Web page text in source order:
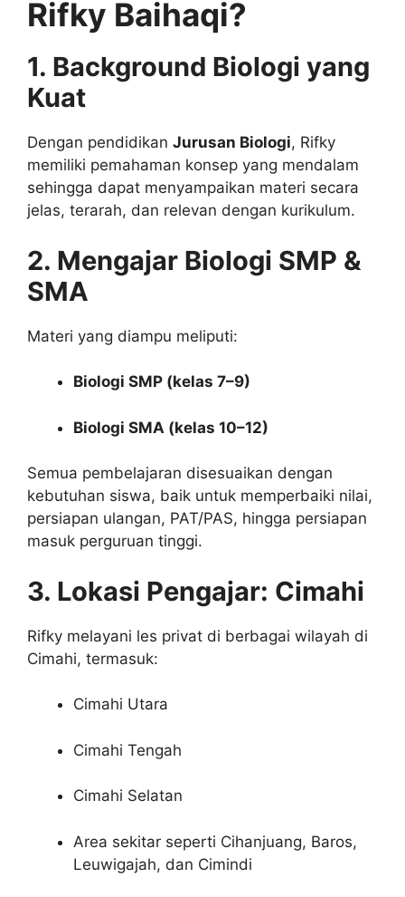
Rifky Baihaqi?
1. Background Biologi yang
Kuat
Dengan pendidikan Jurusan Biologi, Rifky
memiliki pemahaman konsep yang mendalam
sehingga dapat menyampaikan materi secara
jelas, terarah, dan relevan dengan kurikulum.
2. Mengajar Biologi SMP &
SMA
Materi yang diampu meliputi:
Biologi SMP (kelas 7–9)
Biologi SMA (kelas 10–12)
Semua pembelajaran disesuaikan dengan
kebutuhan siswa, baik untuk memperbaiki nilai,
persiapan ulangan, PAT/PAS, hingga persiapan
masuk perguruan tinggi.
3. Lokasi Pengajar: Cimahi
Rifky melayani les privat di berbagai wilayah di
Cimahi, termasuk:
Cimahi Utara
Cimahi Tengah
Cimahi Selatan
Area sekitar seperti Cihanjuang, Baros,
Leuwigajah, dan Cimindi